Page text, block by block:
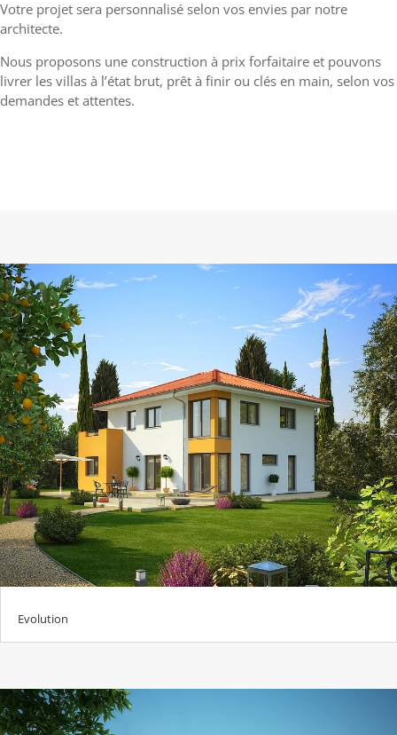
Votre projet sera personnalisé selon vos envies par notre
architecte.
Nous proposons une construction à prix forfaitaire et pouvons
livrer les villas à l’état brut, prêt à finir ou clés en main, selon vos
demandes et attentes.
Evolution